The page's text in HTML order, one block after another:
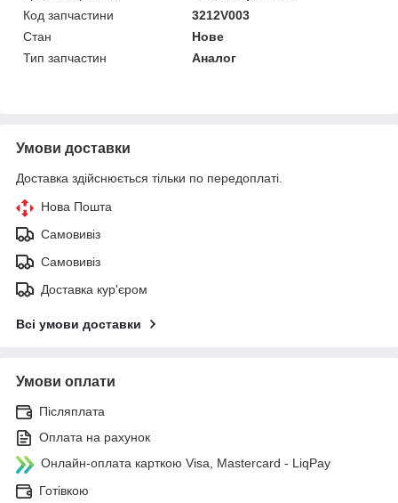
Код запчастини
3212V003
Стан
Нове
Тип запчастин
Аналог
Умови доставки
Доставка здійснюється тільки по передоплаті.
Нова Пошта
Самовивіз
Самовивіз
Доставка кур'єром
Всі умови доставки
Умови оплати
Післяплата
Оплата на рахунок
Онлайн-оплата карткою Visa, Mastercard - LiqPay
Готівкою